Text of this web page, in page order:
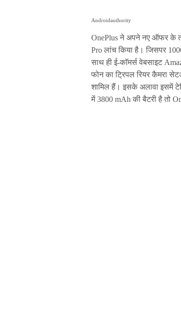
Androidauthority
OnePlus ने अपने नए ऑफर के
Pro लांच किया है। जिसपर
साथ ही ई-काॅमर्स वेबसाइट
फोन का ट्रिपल रियर कैमरा
शामिल हैं। इसके अलावा इसमें
में 3800 mAh की बैटरी है तो